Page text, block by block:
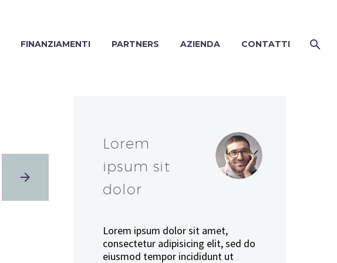
FINANZIAMENTI PARTNERS AZIENDA CONTATTI
Lorem
ipsum sit
dolor
Lorem ipsum dolor sit amet,
consectetur adipisicing elit, sed do
eiusmod tempor incididunt ut